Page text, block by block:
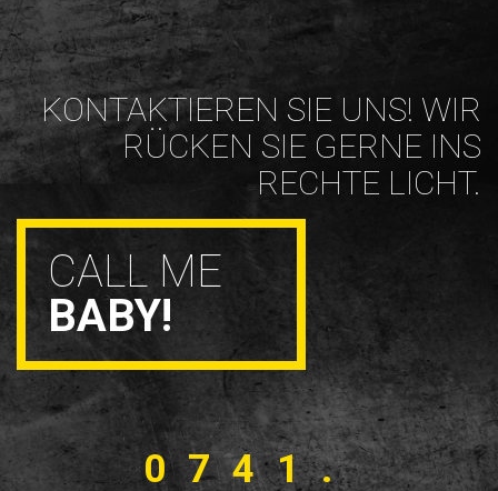
KONTAKTIEREN SIE UNS! WIR
RÜCKEN SIE GERNE INS
RECHTE LICHT.
CALL ME
BABY!
0741.